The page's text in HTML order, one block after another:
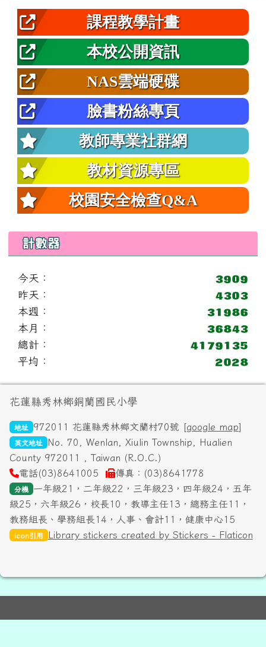
課程教學計畫
本校公開資訊
NAS雲端硬碟
臉書粉絲專頁
教師專業社群網
教材資源專區
校園安全檢查Q&A
計數器
今天：
昨天：
本週：
本月：
總計：
平均：
頁尾區域內容
花蓮縣秀林鄉銅蘭國民小學
地址 972011 花蓮縣秀林鄉文蘭村70號 [google map]
英文地址
No. 70, Wenlan, Xiulin Township, Hualien
County 972011 , Taiwan (R.O.C.)
電話(03)8641005
傳真：(03)8641778
分機
一年級21，二年級22，三年級23，四年級24，五年
級25，六年級26，校長10，教導主任13，總務主任11，
教務組長、學務組長14，人事、會計11，健康中心15
icon引用 Library stickers created by Stickers - Flaticon